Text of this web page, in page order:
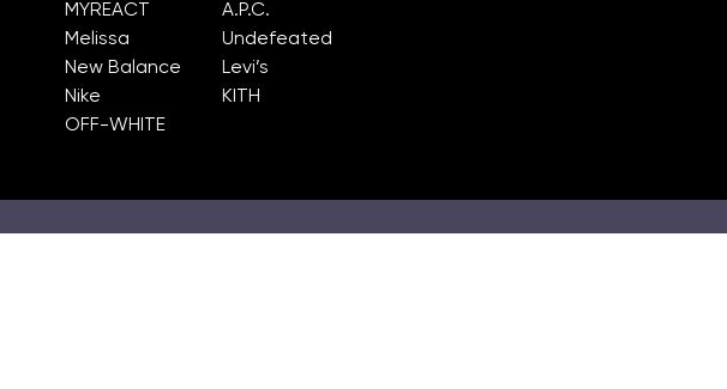
MYREACT
Melissa
New Balance
Nike
OFF-WHITE
A.P.C.
Undefeated
Levi’s
KITH